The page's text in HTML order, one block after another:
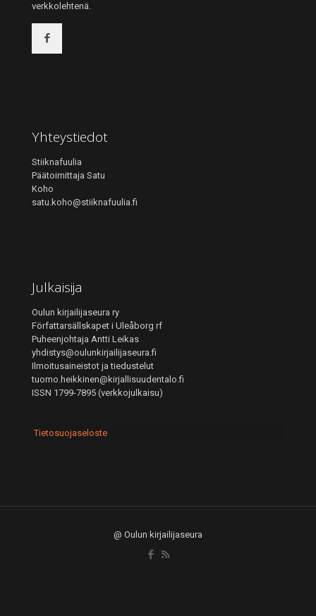
verkkolehtenä.
Yhteystiedot
Stiiknafuulia
Päätoimittaja Satu
Koho
satu.koho@stiiknafuulia.fi
Julkaisija
Oulun kirjailijaseura ry
Författarsällskapet i Uleåborg rf
Puheenjohtaja Antti Leikas
yhdistys@oulunkirjailijaseura.fi
Ilmoitusaineistot ja tiedustelut
tuomo.heikkinen@kirjallisuudentalo.fi
ISSN 1799-7895 (verkkojulkaisu)
Tietosuojaseloste
@ Oulun kirjailijaseura